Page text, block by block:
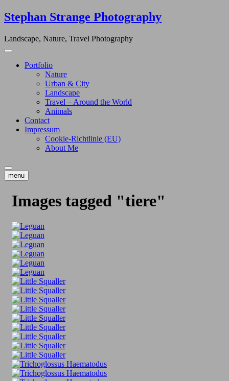
Skip
to
Stephan Strange Photography
Landscape, Nature, Travel Photography
Portfolio
Nature
Urban & City
Landscape
Travel – Around the World
Animals
Contact
Impressum
Cookie-Richtlinie (EU)
About Me
menu
Images tagged "tiere"